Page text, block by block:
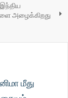
அழைக்கிறது
மீது